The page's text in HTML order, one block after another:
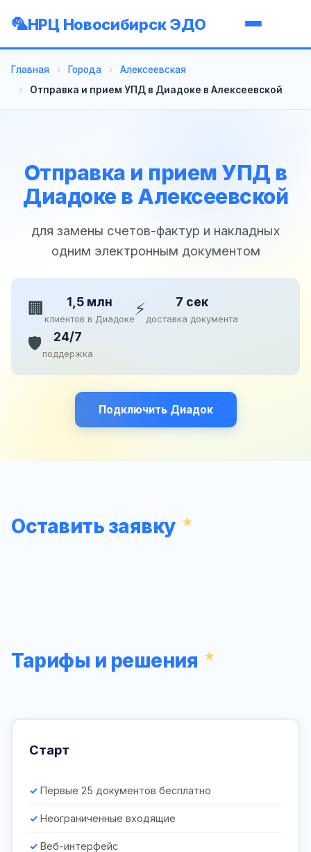
НРЦ Новосибирск ЭДО
Главная Города
Алексеевская
Отправка и прием УПД в Диадоке в Алексеевской
Отправка и прием УПД в
Диадоке в Алексеевской
для замены счетов-фактур и накладных
одним электронным документом
🏢 1,5 млн
клиентов в Диадоке⚡ 7 сек
доставка документа
🛡️ 24/7
поддержка
Подключить Диадок
Оставить заявку
Тарифы и решения
Старт
Первые 25 документов бесплатно
Неограниченные входящие
Веб-интерфейс